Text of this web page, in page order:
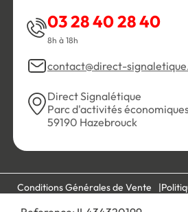
03 28 40 28 40
8h à 18h
contact@direct-
Direct Signalétique
Parc d'activités
59190 Hazebrouck
Conditions Générales de Vente